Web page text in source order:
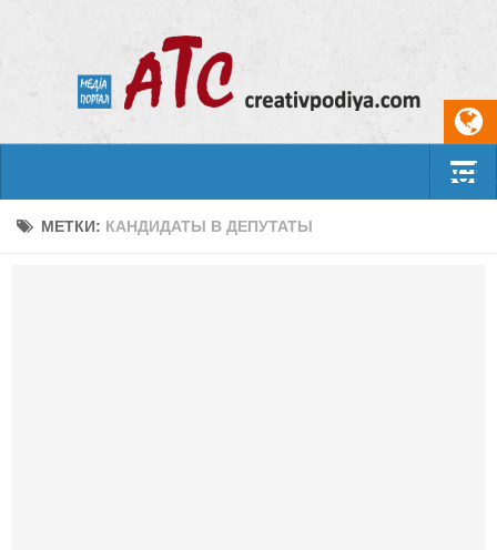
События
МЕТКИ: КАНДИДАТЫ В ДЕПУТАТЫ